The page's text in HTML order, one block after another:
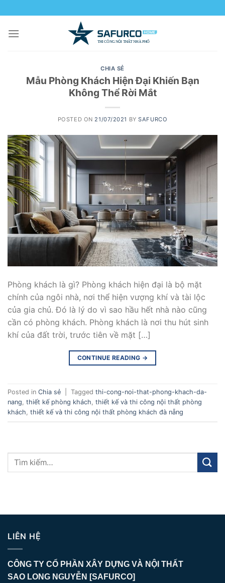
to
content
CHIA SẺ
Mẫu Phòng Khách Hiện Đại Khiến Bạn
Không Thể Rời Mắt
POSTED ON 21/07/2021 BYSAFURCO
Phòng khách là gì? Phòng khách hiện đại là bộ mặt
chính của ngôi nhà, nơi thể hiện vượng khí và tài lộc
của gia chủ. Đó là lý do vì sao hầu hết nhà nào cũng
cần có phòng khách. Phòng khách là nơi thu hút sinh
khí của đất trời, trước tiên về mặt […]
CONTINUE READING →
Posted in Chia sẻ Tagged thi-cong-noi-that-phong-khach-da-
nang, thiết kế phòng khách, thiết kế và thi công nội thất phòng
khách, thiết kế và thi công nội thất phòng khách đà nẵng
LIÊN HỆ
CÔNG TY CỔ PHẦN XÂY DỰNG VÀ NỘI THẤT
SAO LONG NGUYỄN [SAFURCO]